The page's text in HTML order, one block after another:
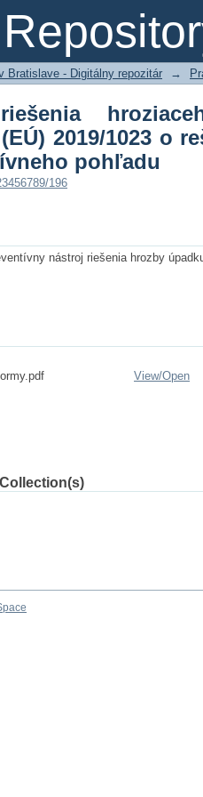
a
Bratislave - Digitálny repozitár →
2019/1023 o
pohľadu
196
nástroj riešenia hrozby
View/Open